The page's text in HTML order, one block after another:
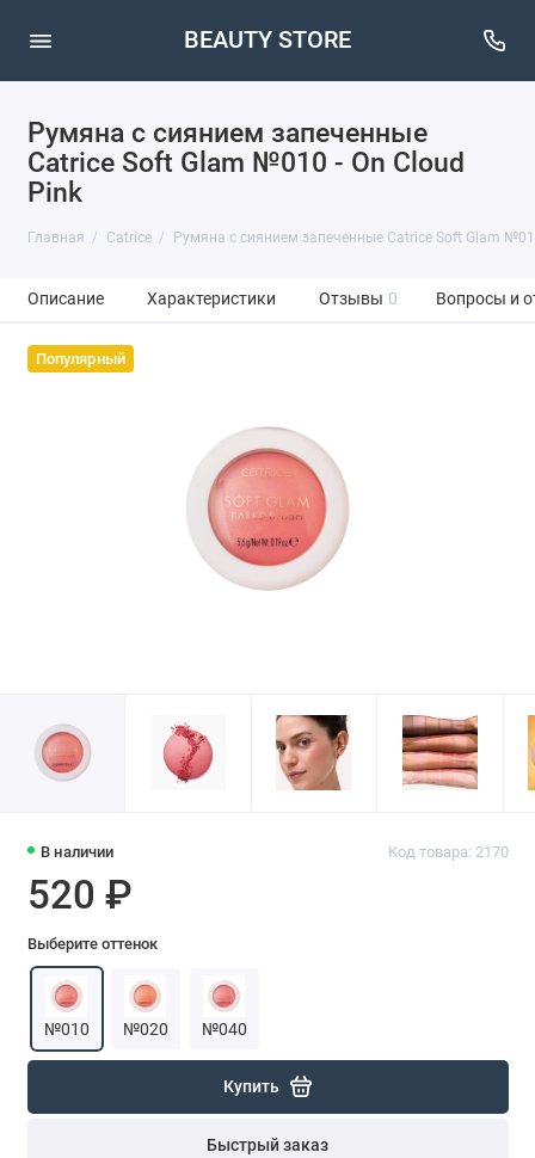
BEAUTY STORE
Румяна с сиянием запеченные
Catrice Soft Glam №010 - On Cloud
Pink
Главная Catrice Румяна с сиянием запеченные Catrice Soft Glam
Описание Характеристики Отзывы 0 Вопросы и
Популярный
В наличии Код товара: 2170
520 ₽
Выберите оттенок
№010 №020 №040
Купить
Быстрый заказ